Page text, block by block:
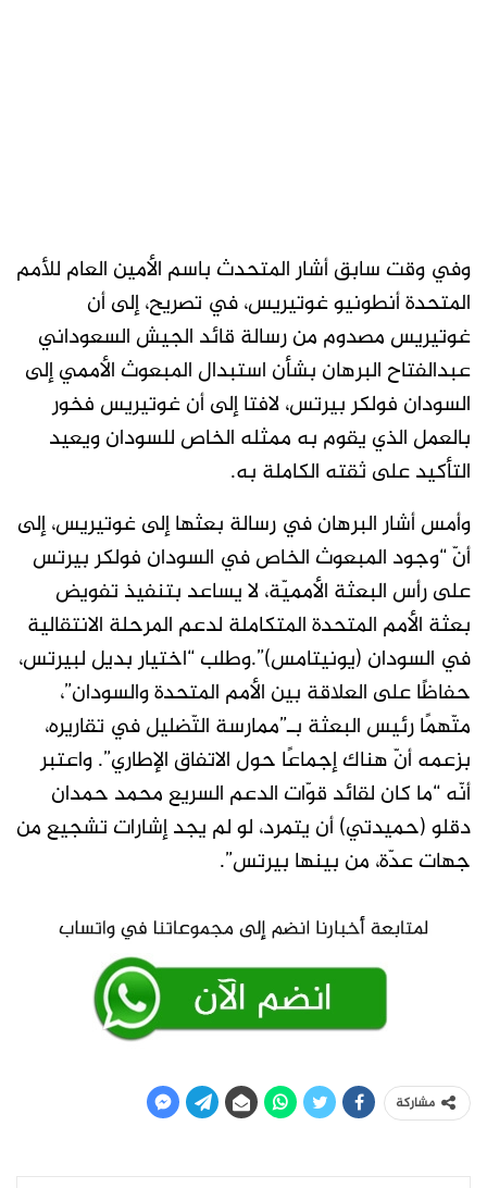
وفي وقت سابق أشار المتحدث باسم الأمين العام للأمم
المتحدة أنطونيو غوتيريس، في تصريح، إلى أن
غوتيريس مصدوم من رسالة قائد الجيش السعوداني
عبدالفتاح البرهان بشأن استبدال المبعوث الأممي إلى
السودان فولكر بيرتس، لافتا إلى أن غوتيريس فخور
بالعمل الذي يقوم به ممثله الخاص للسودان ويعيد
التأكيد على ثقته الكاملة به.
وأمس أشار البرهان في رسالة بعثها إلى غوتيريس، إلى
أنّ “وجود المبعوث الخاص في السودان فولكر بيرتس
على رأس البعثة الأمميّة، لا يساعد بتنفيذ تفويض
بعثة الأمم المتحدة المتكاملة لدعم المرحلة الانتقالية
في السودان (يونيتامس)”.وطلب “اختيار بديل لبيرتس،
حفاظًا على العلاقة بين الأمم المتحدة والسودان”،
متّهمًا رئيس البعثة بـ”ممارسة التّضليل في تقاريره،
بزعمه أنّ هناك إجماعًا حول الاتفاق الإطاري”. واعتبر
أنّه “ما كان لقائد قوّات الدعم السريع محمد حمدان
دقلو (حميدتي) أن يتمرد، لو لم يجد إشارات تشجيع من
جهات عدّة، من بينها بيرتس”.
مشاركة